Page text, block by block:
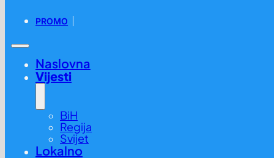
PROMO
Naslovna
Vijesti
BiH
Regija
Svijet
Lokalno